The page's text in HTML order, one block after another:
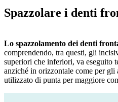
Spazzolare i denti
Lo spazzolamento dei denti
comprendendo, tra questi, gli
superiori che inferiori, va eseguito
anziché in orizzontale come per gli
utilizzato di punta per maggiore